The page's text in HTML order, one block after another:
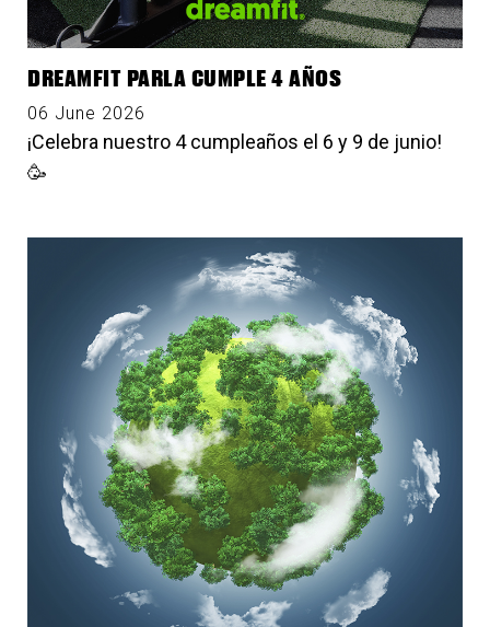
DREAMFIT PARLA CUMPLE 4 AÑOS
06 June 2026
¡Celebra nuestro 4 cumpleaños el 6 y 9 de junio!
🥳